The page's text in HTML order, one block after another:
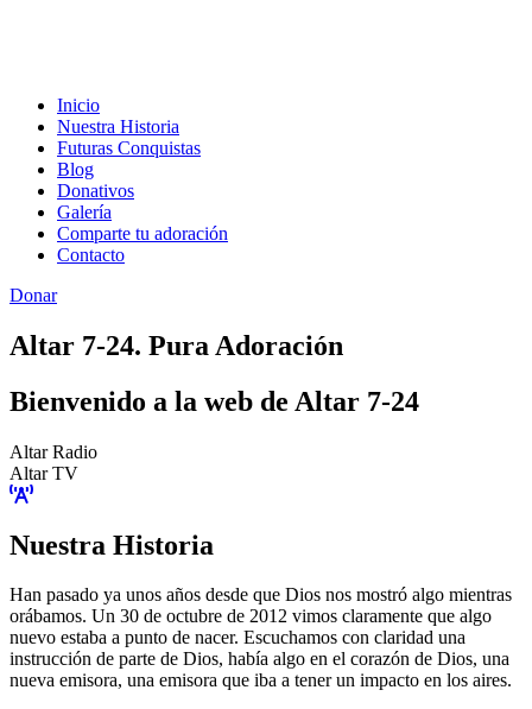
Inicio
Nuestra Historia
Futuras Conquistas
Blog
Donativos
Galería
Comparte tu adoración
Contacto
Donar
Altar 7-24. Pura Adoración
Bienvenido a la web de Altar 7-24
Altar Radio
Altar TV
Nuestra Historia
Han pasado ya unos años desde que Dios nos mostró algo mientras
orábamos. Un 30 de octubre de 2012 vimos claramente que algo
nuevo estaba a punto de nacer. Escuchamos con claridad una
instrucción de parte de Dios, había algo en el corazón de Dios, una
nueva emisora, una emisora que iba a tener un impacto en los aires.